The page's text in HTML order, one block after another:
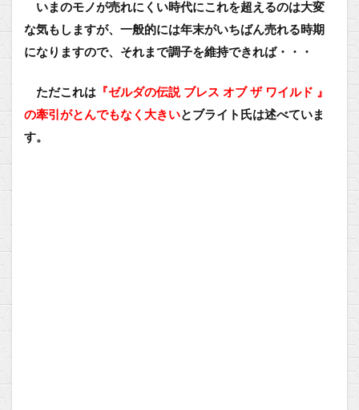
いまのモノが売れにくい時代にこれを超えるのは大変
な気もしますが、一般的には年末がいちばん売れる時期
になりますので、それまで調子を維持できれば・・・
ただこれは 『ゼルダの伝説 ブレス オブ ザ ワイルド 』
の牽引がとんでもなく大きいとブライト氏は述べていま
す。